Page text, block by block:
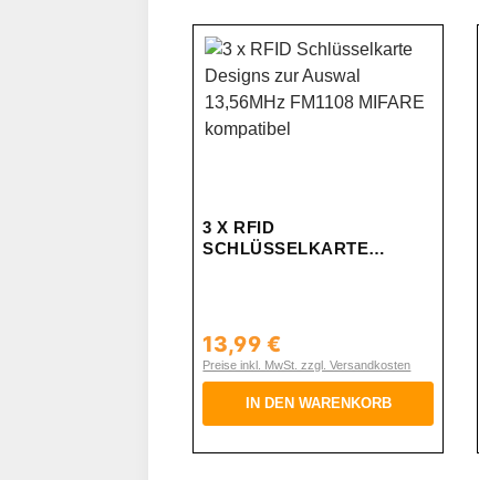
3 X RFID
SCHLÜSSELKARTE
Regulärer Preis:
13,99 €
Preise inkl. MwSt. zzgl. Versandkosten
IN DEN WARENKORB